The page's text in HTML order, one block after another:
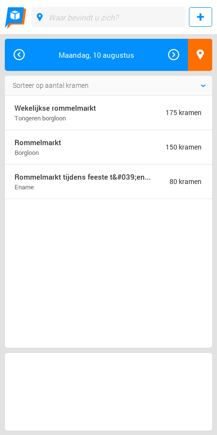
Maandag, 10 augustus
Wekelijkse rommelmarkt
Tongeren borgloon
175 kramen
Rommelmarkt
Borgloon
150 kramen
Rommelmarkt tijdens feeste t&#039;ename
Ename
80 kramen